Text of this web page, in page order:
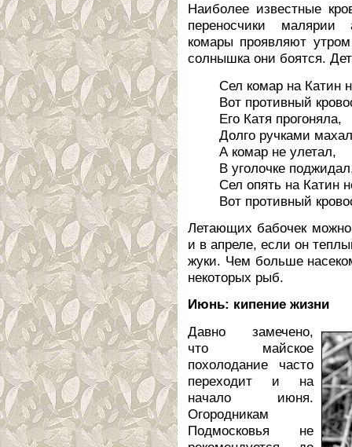
Наиболее известные
переносчики малярии
комары проявляют
солнышка они боятся.
Сел комар на Катин
Вот противный
Его Катя прогоняла,
Долго ручками
А комар не улетал,
В уголочке
Сел опять на Катин
Вот противный
Летающих бабочек
и в апреле, если он
жуки. Чем больше
некоторых рыб.
Июнь: кипение жизни
Давно замечено,
что майское
похолодание часто
переходит и на
начало июня.
Огородникам
Подмосковья не